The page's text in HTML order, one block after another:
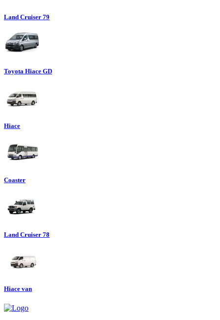
Land Cruiser 79
Toyota Hiace GD
Hiace
Coaster
Land Cruiser 78
Hiace van